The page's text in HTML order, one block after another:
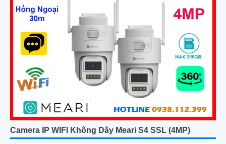
Camera IP WIFI Không Dây Meari S4 SSL (4MP)